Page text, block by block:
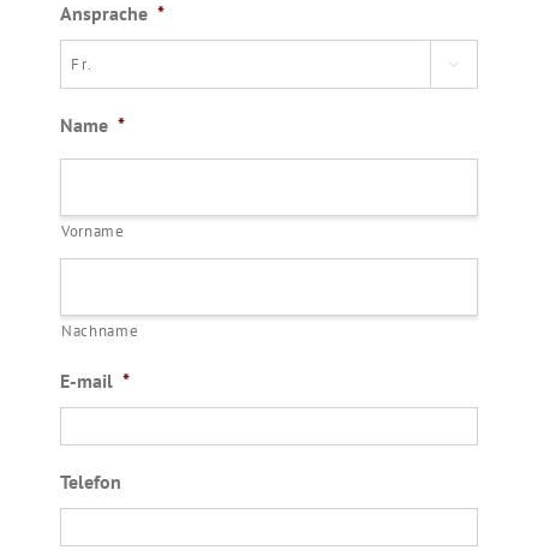
Ansprache *

Name *
Vorname
Nachname
E-mail *
Telefon